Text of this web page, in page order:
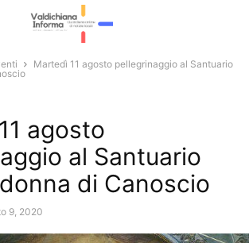
Martedì 11 agosto pellegrinaggio al Santuario
agosto
al Santuario
di Canoscio
9, 2020